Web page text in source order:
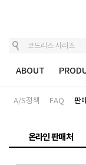
ABOUT
A/S정책 FAQ 판
온라인 판매처